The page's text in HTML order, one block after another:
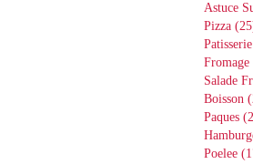
Astuce
Pizza
Patisserie
Fromage
Salade
Boisson
Paques
Poelee